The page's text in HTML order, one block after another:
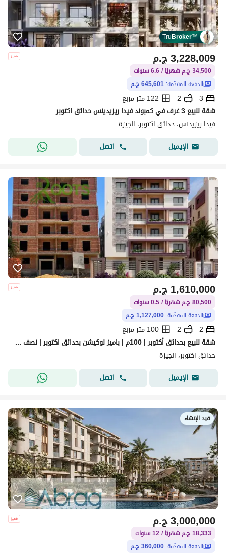
TruBroker™
ج.م3,228,009
34,500 ج.م شهريًا / 6.6 سنوات
الدفعة المقدّمة: 645,601 ج.م
3
2
122 متر مربع
شقة للبيع 3 غرف في كمبوند فيدا ريزيدينس حدائق اكتوبر
فيدا ريزيدنس، حدائق اكتوبر، الجيزة
الإيميل
اتصل
ج.م1,610,000
80,500 ج.م شهريًا / 0.5 سنوات
الدفعة المقدّمة: 1,127,000 ج.م
2
2
100 متر مربع
شقة للبيع بحدائق أكتوبر | 100م | باميز لوكيشن بحدائق اكتوبر | نصف تشطيب
حدائق اكتوبر، الجيزة
الإيميل
اتصل
قيد الإنشاء
ج.م3,000,000
18,333 ج.م شهريًا / 12 سنوات
الدفعة المقدّمة: 360,000 ج.م